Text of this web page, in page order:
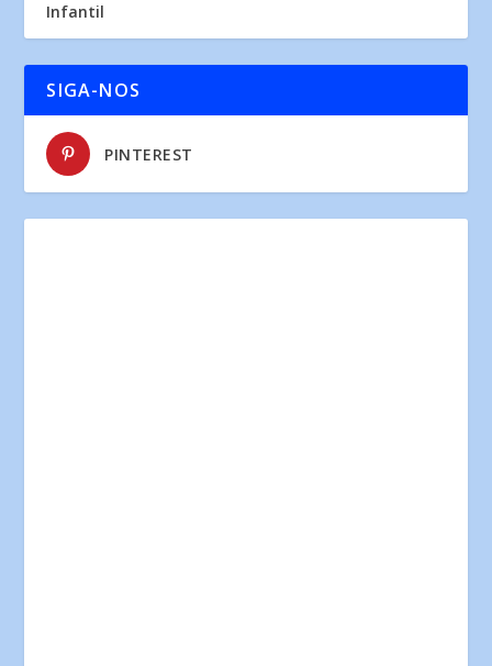
Infantil
SIGA-NOS
PINTEREST